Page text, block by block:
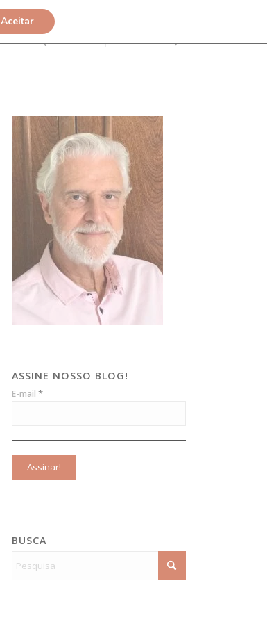
Quem somos Contato
ASSINE NOSSO BLOG!
E-mail*
BUSCA
Aceitar